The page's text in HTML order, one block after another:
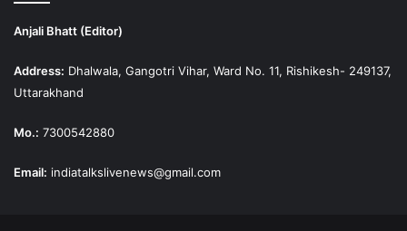
Anjali Bhatt (Editor)
Address: Dhalwala, Gangotri Vihar, Ward No. 11, Rishikesh- 249137,
Uttarakhand
Mo.: 7300542880
Email: indiatalkslivenews@gmail.com